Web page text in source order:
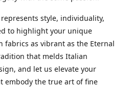
style, individuality,
to highlight your unique
fabrics as vibrant as the Eternal
that melds Italian
and let us elevate your
embody the true art of fine